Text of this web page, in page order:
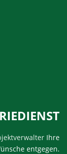
Ihre
entgegen.